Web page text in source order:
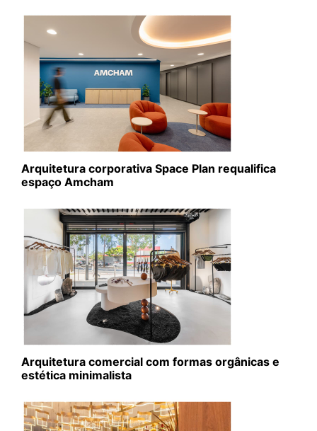
Arquitetura corporativa Space Plan requalifica
espaço Amcham
Arquitetura comercial com formas orgânicas e
estética minimalista